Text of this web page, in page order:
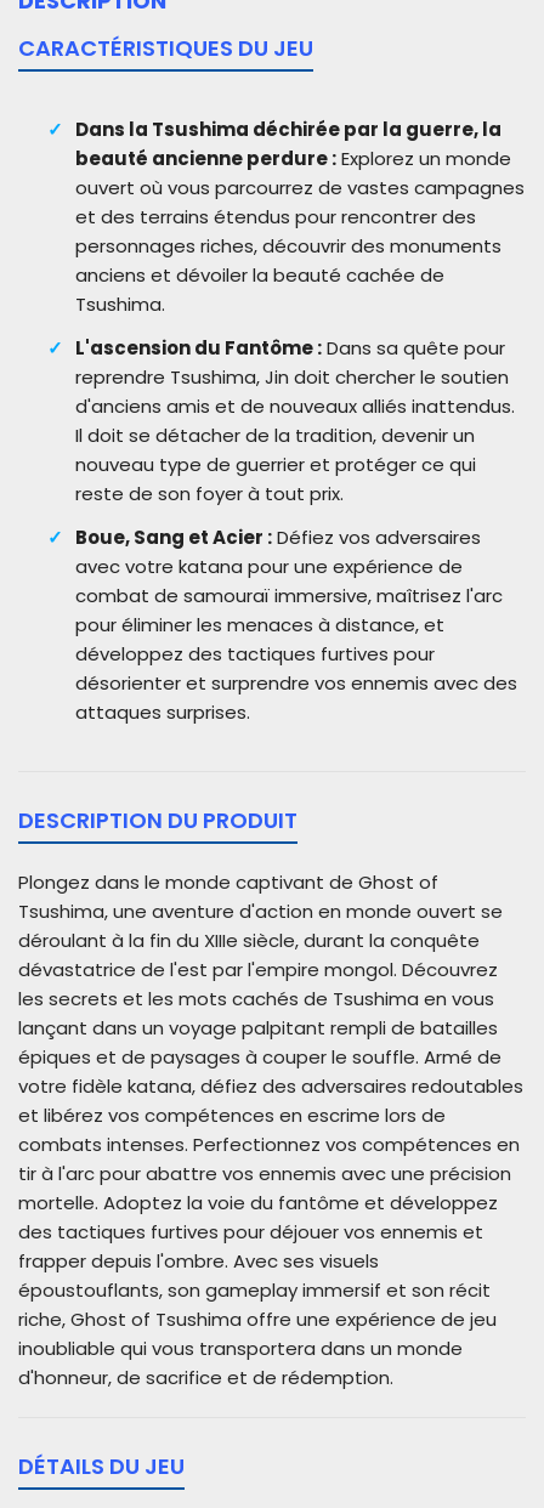
CARACTÉRISTIQUES DU JEU
Dans la Tsushima déchirée par la guerre, la
beauté ancienne perdure :Explorez un monde
ouvert où vous parcourrez de vastes campagnes
et des terrains étendus pour rencontrer des
personnages riches, découvrir des monuments
anciens et dévoiler la beauté cachée de
Tsushima.
L'ascension du Fantôme :Dans sa quête pour
reprendre Tsushima, Jin doit chercher le soutien
d'anciens amis et de nouveaux alliés inattendus.
Il doit se détacher de la tradition, devenir un
nouveau type de guerrier et protéger ce qui
reste de son foyer à tout prix.
Boue, Sang et Acier :Défiez vos adversaires
avec votre katana pour une expérience de
combat de samouraï immersive, maîtrisez l'arc
pour éliminer les menaces à distance, et
développez des tactiques furtives pour
désorienter et surprendre vos ennemis avec des
attaques surprises.
DESCRIPTION DU PRODUIT
Plongez dans le monde captivant de Ghost of
Tsushima, une aventure d'action en monde ouvert se
déroulant à la fin du XIIIe siècle, durant la conquête
dévastatrice de l'est par l'empire mongol. Découvrez
les secrets et les mots cachés de Tsushima en vous
lançant dans un voyage palpitant rempli de batailles
épiques et de paysages à couper le souffle. Armé de
votre fidèle katana, défiez des adversaires redoutables
et libérez vos compétences en escrime lors de
combats intenses. Perfectionnez vos compétences en
tir à l'arc pour abattre vos ennemis avec une précision
mortelle. Adoptez la voie du fantôme et développez
des tactiques furtives pour déjouer vos ennemis et
frapper depuis l'ombre. Avec ses visuels
époustouflants, son gameplay immersif et son récit
riche, Ghost of Tsushima offre une expérience de jeu
inoubliable qui vous transportera dans un monde
d'honneur, de sacrifice et de rédemption.
DÉTAILS DU JEU